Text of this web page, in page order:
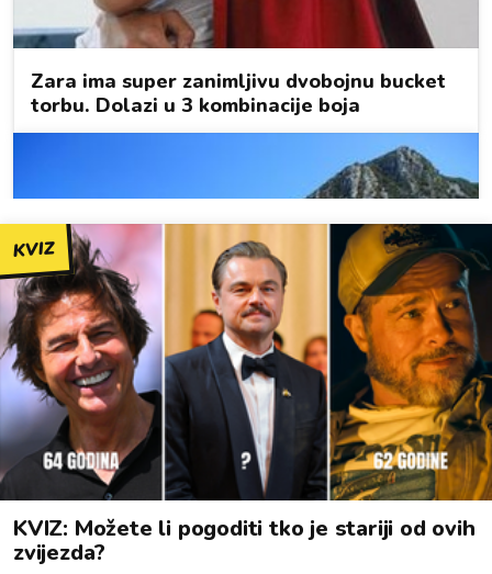
KVIZ
KVIZ: Možete li pogoditi tko je stariji od ovih
zvijezda?